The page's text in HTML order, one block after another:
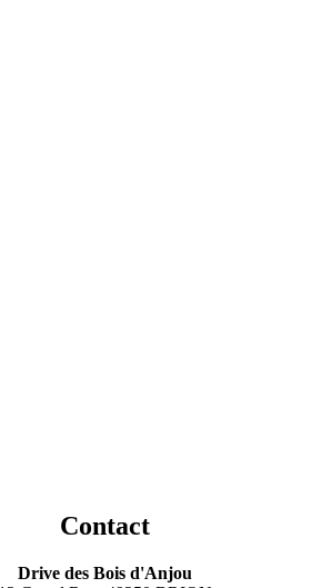
Contact
Drive des Bois d'Anjou